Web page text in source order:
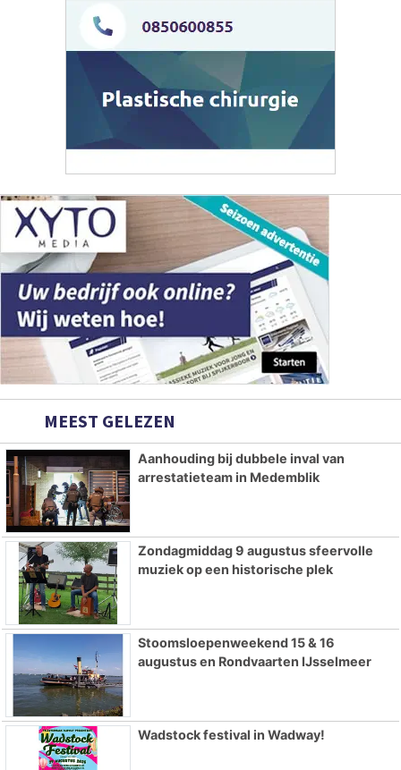
MEEST GELEZEN
Aanhouding bij dubbele inval van
arrestatieteam in Medemblik
Zondagmiddag 9 augustus sfeervolle
muziek op een historische plek
Stoomsloepenweekend 15 & 16
augustus en Rondvaarten IJsselmeer
Wadstock festival in Wadway!